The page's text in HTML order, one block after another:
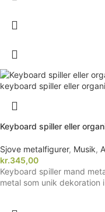
Keyboard spiller eller
Sjove metalfigurer, Musik,
kr.345,00
Keyboard spiller mand
metal som unik dekoration